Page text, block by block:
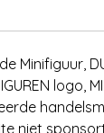
Minifiguur,
logo,
niet